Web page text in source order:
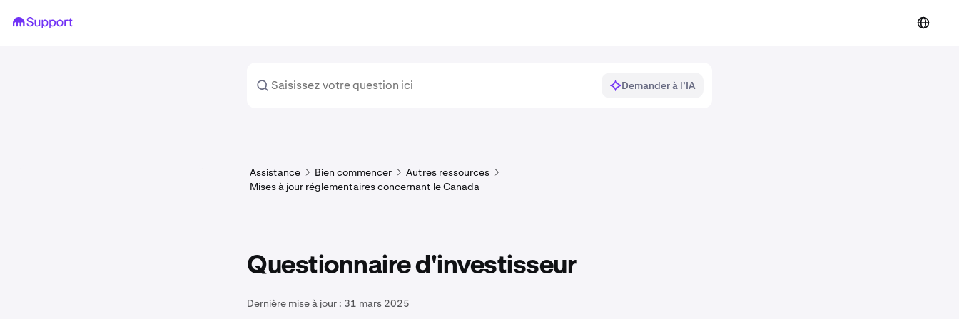
Demander à l’IA
Assistance Bien commencer
Autres ressources
Mises à jour réglementaires concernant le Canada
Questionnaire d'investisseur
Dernière mise à jour : 31 mars 2025